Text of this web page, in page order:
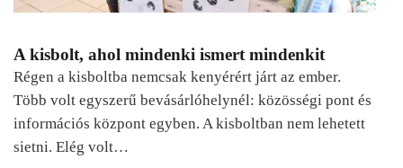
A kisbolt, ahol mindenki ismert mindenkit
Régen a kisboltba nemcsak kenyérért járt az ember.
Több volt egyszerű bevásárlóhelynél: közösségi pont és
információs központ egyben. A kisboltban nem lehetett
sietni. Elég volt…